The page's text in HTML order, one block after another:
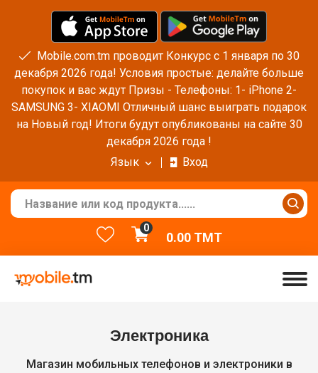
Mobile.com.tm проводит Конкурс с 1 января по 30
декабря 2026 года! Условия простые: делайте больше
покупок и вас ждут Призы - Телефоны: 1- iPhone 2-
SAMSUNG 3- XIAOMI Отличный шанс выиграть подарок
на Новый год! Итоги будут опубликованы на сайте 30
декабря 2026 года !
Язык
Вход
0
0.00TMT
Электроника
Магазин мобильных телефонов и электроники в